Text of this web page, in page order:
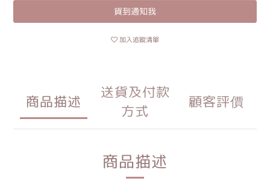
貨到通知我
加入追蹤清單
商品描述
送貨及付款
方式
顧客評價
商品描述